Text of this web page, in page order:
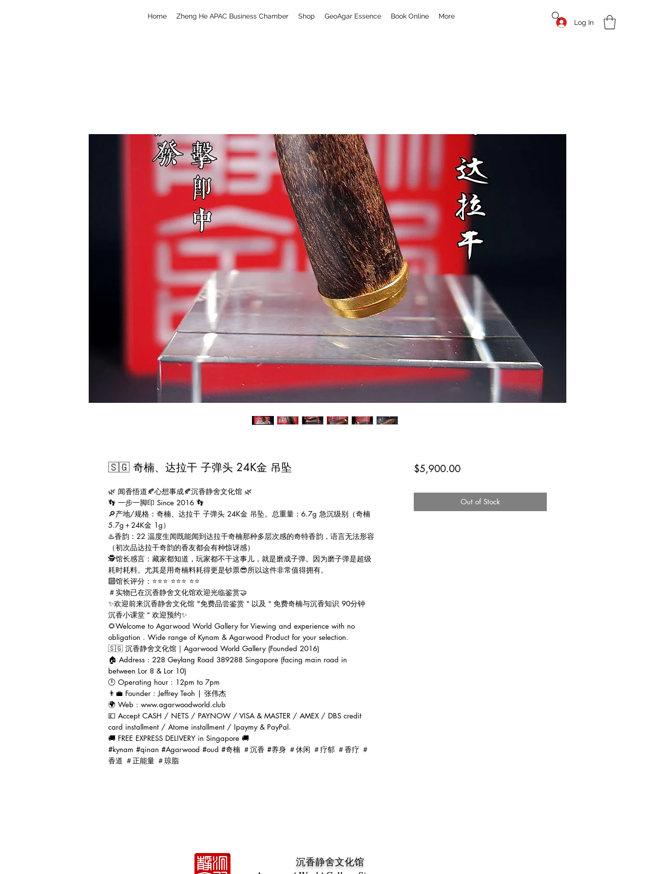
Home Zheng He APAC Business Chamber Shop GeoAgar Essence Book Online More
Log In
🇸🇬 奇楠、达拉干 子弹头 24K金 吊坠
🌿 闻香悟道🍂心想事成🍂沉香静舍文化馆 🌿
👣 一步一脚印 Since 2016 👣
🔎产地/规格：奇楠、达拉干 子弹头 24K金 吊坠。总重量：6.7g 急沉级别（奇楠
5.7g＋24K金 1g）
♨️香韵：22 温度生闻既能闻到达拉干奇楠那种多层次感的奇特香韵，语言无法形容
（初次品达拉干奇韵的香友都会有种惊讶感）
🕵️馆长感言：藏家都知道，玩家都不干这事儿，就是磨成子弹。因为磨子弹是超级
耗时耗料。尤其是用奇楠料耗得更是钞票😎所以这件非常值得拥有。
🔟馆长评分：⭐⭐⭐ ⭐⭐⭐ ⭐⭐
＃实物已在沉香静舍文化馆欢迎光临鉴赏🤝
✨欢迎前来沉香静舍文化馆 "免费品尝鉴赏＂以及＂免费奇楠与沉香知识 90分钟
沉香小课堂＂欢迎预约✨
🌻Welcome to Agarwood World Gallery for Viewing and experience with no
obligation . Wide range of Kynam & Agarwood Product for your selection.
🇸🇬 沉香静舍文化馆｜Agarwood World Gallery (Founded 2016)
🏠 Address : 228 Geylang Road 389288 Singapore (facing main road in
between Lor 8 & Lor 10)
🕛 Operating hour : 12pm to 7pm
👨‍💼 Founder : Jeffrey Teoh | 张伟杰
🌍 Web : www.agarwoodworld.club
💷 Accept CASH / NETS / PAYNOW / VISA & MASTER / AMEX / DBS credit
card installment / Atome installment / Ipaymy & PayPal.
🚚 FREE EXPRESS DELIVERY in Singapore 🚚
#kynam #qinan #Agarwood #oud #奇楠 ＃沉香 #养身 ＃休闲 ＃疗郁 ＃香疗 ＃
香道 ＃正能量 ＃琼脂
$5,900.00Price
Out of Stock
沉香静舍文化馆